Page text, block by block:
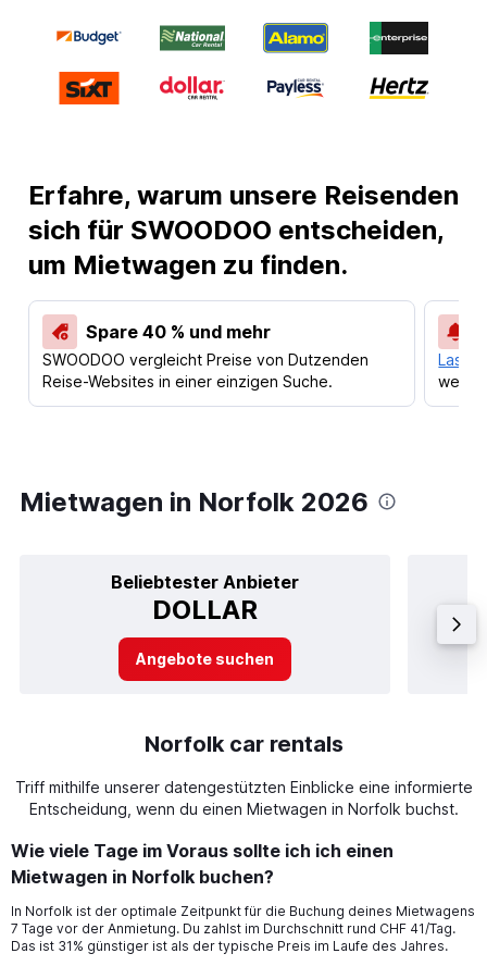
Erfahre, warum unsere Reisenden
sich für SWOODOO entscheiden,
um Mietwagen zu finden.
Spare 40 % und mehr
SWOODOO vergleicht Preise von Dutzenden
Reise-Websites in einer einzigen Suche.
Lass
Mietwagen in Norfolk 2026
Beliebtester Anbieter
DOLLAR
Angebote suchen
Norfolk car rentals
Triff mithilfe unserer datengestützten Einblicke eine informierte
Entscheidung, wenn du einen Mietwagen in Norfolk buchst.
Wie viele Tage im Voraus sollte ich ich einen
Mietwagen in Norfolk buchen?
In Norfolk ist der optimale Zeitpunkt für die Buchung deines Mietwagens
7 Tage vor der Anmietung. Du zahlst im Durchschnitt rund CHF 41/Tag.
Das ist 31% günstiger ist als der typische Preis im Laufe des Jahres.